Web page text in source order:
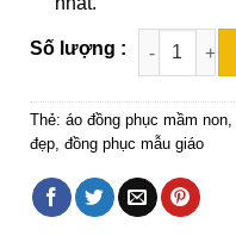
Thẻ: áo đồng phục mầm non,
đẹp, đồng phục mẫu giáo